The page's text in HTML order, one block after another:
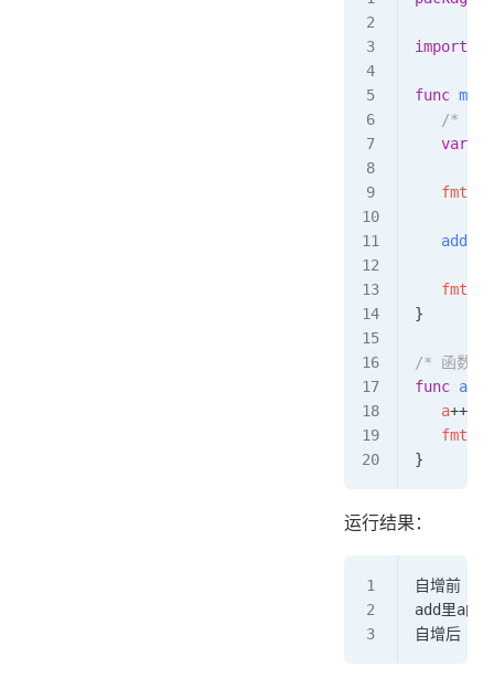
import
func main
/* 定
   var
   fmt
   add
   fmt
}
/* 函数定
func add
   a
++
   fmt
}
运行结果：
自增前 a
add里a的
自增后 a